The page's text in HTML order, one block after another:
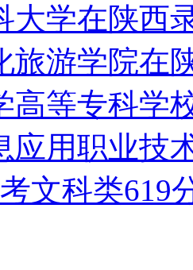
大学在陕西
旅游学院在
高等专科学
应用职业技
文科类619